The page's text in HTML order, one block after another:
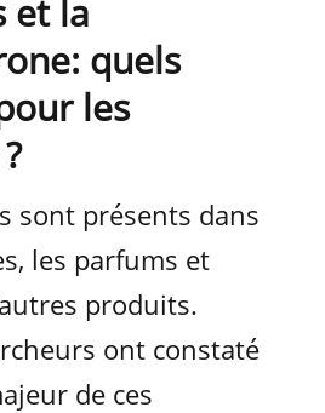
et la
quels
les
sont présents dans
les parfums et
produits.
ont constaté
de ces